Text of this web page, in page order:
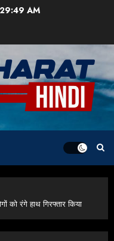
AM
रंगे हाथ गिरफ्तार किया